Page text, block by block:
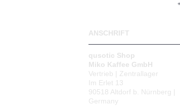
ANSCHRIFT
qusotic Shop
Miko Kaffee GmbH
Vertrieb | Zentrallager
Im Erlet 13
90518 Altdorf b. Nürnberg |
Germany